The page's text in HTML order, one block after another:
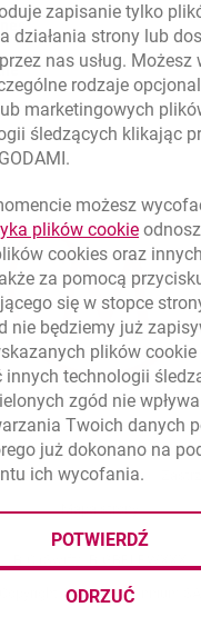
się w nowej karcie
Ustawieniacookies
Mapa stronyotwiera
© Bank Millennium SA
zapisanie tylko
działania strony lub
nas usług. Możesz
rodzaje
marketingowych
śledzących klikając
możesz
plików cookielink
cookies oraz
za pomocą
się w stopce
nie będziemy już
plików cookie
technologii
zgód nie
Twoich danych
już dokonano na
ich wycofania.
ODRZUĆ
POTWIERDŹ